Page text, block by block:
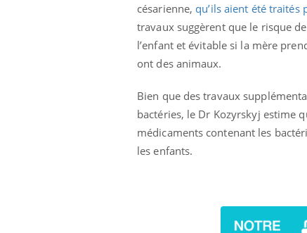
césarienne, qu’ils aient été traités
travaux suggèrent que le risque
l’enfant et évitable si la mère
ont des animaux.
Bien que des travaux
bactéries, le Dr Kozyrskyj estime
médicaments contenant les
les enfants.